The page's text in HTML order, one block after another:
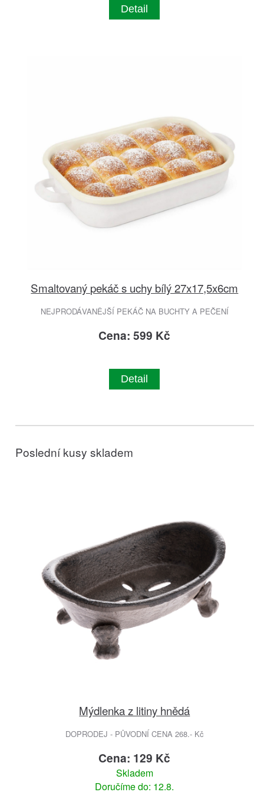
Detail
Smaltovaný pekáč s uchy bílý 27x17,5x6cm
NEJPRODÁVANĚJŠÍ PEKÁČ NA BUCHTY A PEČENÍ
Cena: 599 Kč
Detail
Poslední kusy skladem
Mýdlenka z litiny hnědá
DOPRODEJ - PŮVODNÍ CENA 268.- Kč
Cena: 129 Kč
Skladem
Doručíme do: 12.8.